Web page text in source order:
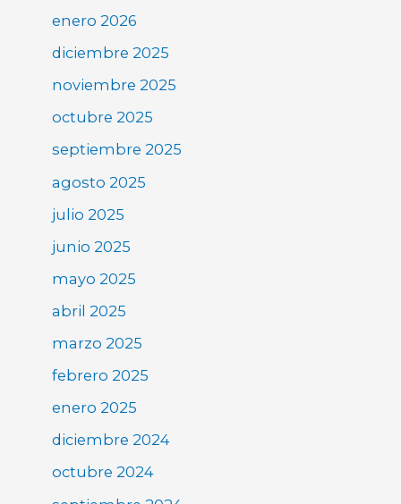
enero 2026
diciembre 2025
noviembre 2025
octubre 2025
septiembre 2025
agosto 2025
julio 2025
junio 2025
mayo 2025
abril 2025
marzo 2025
febrero 2025
enero 2025
diciembre 2024
octubre 2024